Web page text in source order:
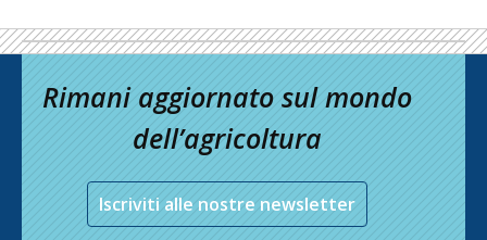
Rimani aggiornato sul mondo
dell’agricoltura
Iscriviti alle nostre newsletter